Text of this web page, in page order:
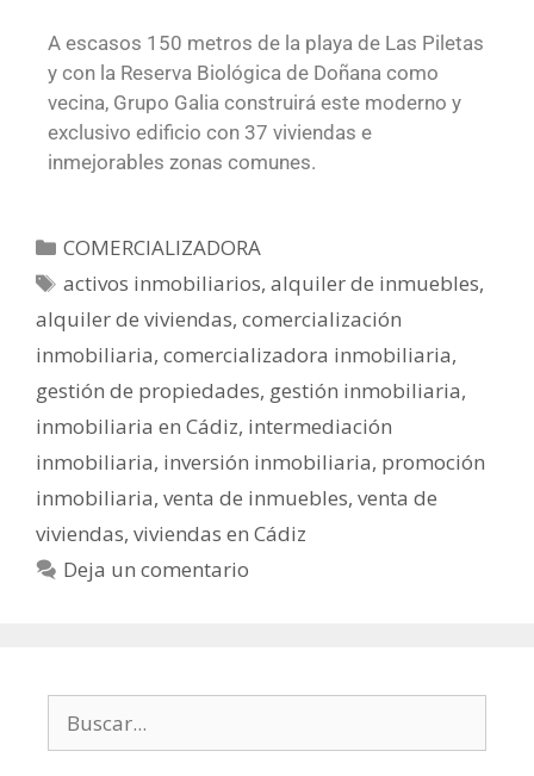
A escasos 150 metros de la playa de Las Piletas
y con la Reserva Biológica de Doñana como
vecina, Grupo Galia construirá este moderno y
exclusivo edificio con 37 viviendas e
inmejorables zonas comunes.
COMERCIALIZADORA
activos inmobiliarios,alquiler de inmuebles,
alquiler de viviendas, comercialización
inmobiliaria, comercializadora inmobiliaria,
gestión de propiedades, gestión inmobiliaria,
inmobiliaria en Cádiz, intermediación
inmobiliaria, inversión inmobiliaria, promoción
inmobiliaria, venta de inmuebles, venta de
viviendas, viviendas en Cádiz
Deja un comentario